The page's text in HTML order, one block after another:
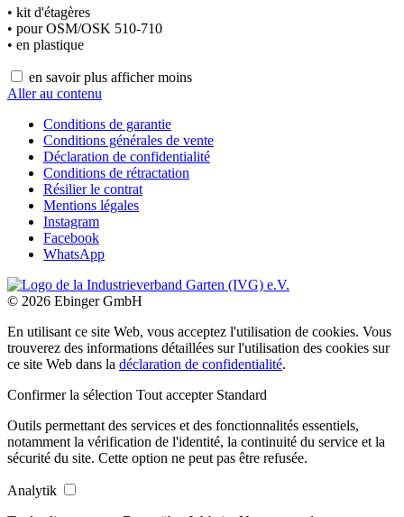
• kit d'étagères
• pour OSM/OSK 510-710
• en plastique
en savoir plus afficher moins
Aller au contenu
Conditions de garantie
Conditions générales de vente
Déclaration de confidentialité
Conditions de rétractation
Résilier le contrat
Mentions légales
Instagram
Facebook
WhatsApp
© 2026 Ebinger GmbH
En utilisant ce site Web, vous acceptez l'utilisation de cookies. Vous
trouverez des informations détaillées sur l'utilisation des cookies sur
ce site Web dans la déclaration de confidentialité.
Confirmer la sélection Tout accepter Standard
Outils permettant des services et des fonctionnalités essentiels,
notamment la vérification de l'identité, la continuité du service et la
sécurité du site. Cette option ne peut pas être refusée.
Analytik